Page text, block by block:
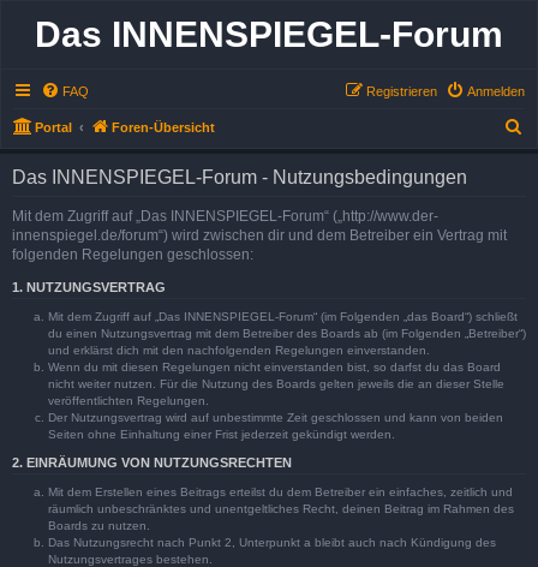
Das INNENSPIEGEL-Forum
FAQ Anmelden
Registrieren
Portal Foren-Übersicht
Das INNENSPIEGEL-Forum - Nutzungsbedingungen
Mit dem Zugriff auf „Das INNENSPIEGEL-Forum“ („http://www.der-
innenspiegel.de/forum“) wird zwischen dir und dem Betreiber ein Vertrag mit
folgenden Regelungen geschlossen:
1. NUTZUNGSVERTRAG
Mit dem Zugriff auf „Das INNENSPIEGEL-Forum“ (im Folgenden „das Board“) schließt
du einen Nutzungsvertrag mit dem Betreiber des Boards ab (im Folgenden „Betreiber“)
und erklärst dich mit den nachfolgenden Regelungen einverstanden.
Wenn du mit diesen Regelungen nicht einverstanden bist, so darfst du das Board
nicht weiter nutzen. Für die Nutzung des Boards gelten jeweils die an dieser Stelle
veröffentlichten Regelungen.
Der Nutzungsvertrag wird auf unbestimmte Zeit geschlossen und kann von beiden
Seiten ohne Einhaltung einer Frist jederzeit gekündigt werden.
2. EINRÄUMUNG VON NUTZUNGSRECHTEN
Mit dem Erstellen eines Beitrags erteilst du dem Betreiber ein einfaches, zeitlich und
räumlich unbeschränktes und unentgeltliches Recht, deinen Beitrag im Rahmen des
Boards zu nutzen.
Das Nutzungsrecht nach Punkt 2, Unterpunkt a bleibt auch nach Kündigung des
Nutzungsvertrages bestehen.